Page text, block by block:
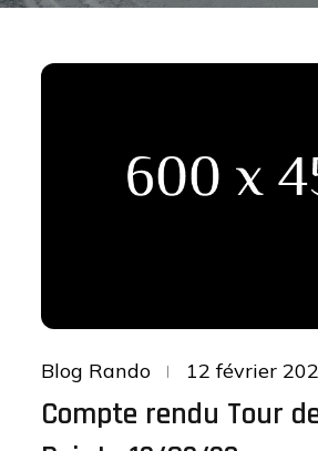
Blog Rando
Posted
on
12 février
Compte rendu Tour